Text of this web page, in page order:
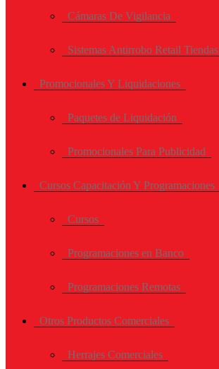
Cámaras De Vigilancia
Sistemas Antirrobo Retail Tiendas
Promocionales Y Liquidaciones
Paquetes de Liquidación
Promocionales Para Publicidad
Cursos Capacitación Y Programaciones
Cursos
Programaciones en Banco
Programaciones Remotas
Otros Productos Comerciales
Herrajes Comerciales